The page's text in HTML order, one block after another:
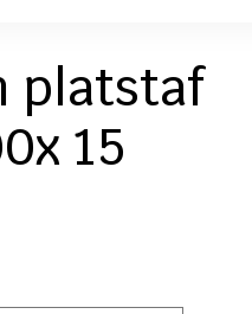
platstaf
15